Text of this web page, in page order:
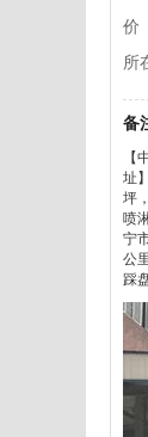
所
备
【
址
坪
喷
宁
公
踩